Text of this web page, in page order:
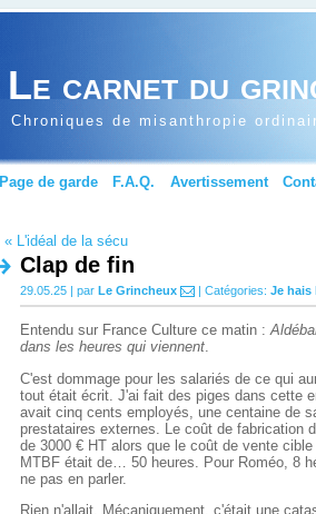
Le carnet du
Chroniques de misanthropie
Page de garde F.A.Q. Avertissement
« L'idéal de la sécu
Clap de fin
29.05.25 | par Le Grincheux | Catégories: Je hais
Entendu sur France Culture ce matin :
dans les heures qui viennent.
C'est dommage pour les salariés de ce qui
tout était écrit. J'ai fait des piges dans cette
avait cinq cents employés, une centaine de
prestataires externes. Le coût de fabrication
de 3000 € HT alors que le coût de vente
MTBF était de… 50 heures. Pour Roméo, 8
ne pas en parler.
Rien n'allait. Mécaniquement, c'était une